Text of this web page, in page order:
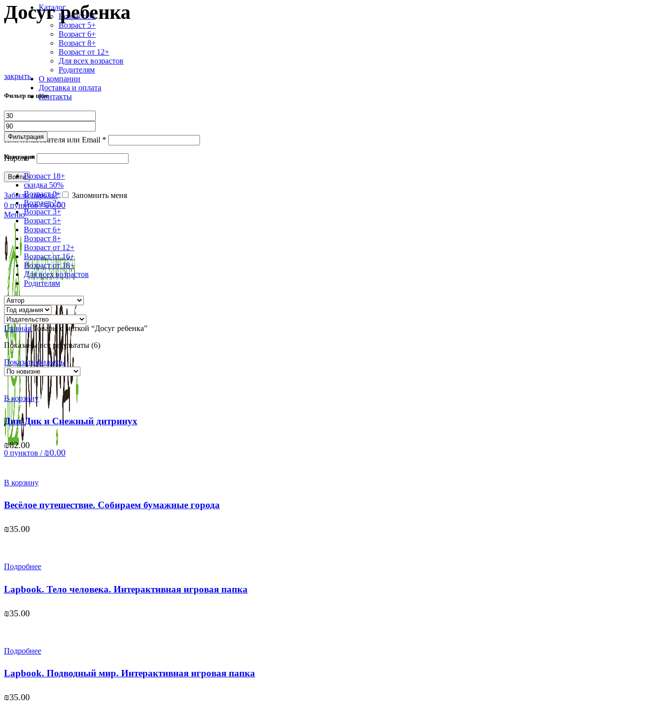
Каталог
Возраст 3+
Возраст 5+
Возраст 6+
Возраст 8+
Возраст от 12+
Для всех возрастов
Родителям
О компании
Доставка и оплата
Контакты
Логин / Регистрация
ВходСоздать аккаунт
Имя пользователя или Email *
Пароль*
Войти
Забыли пароль?
Запомнить меня
0 пунктов / ₪0.00
Меню
0 пунктов / ₪0.00
Досуг ребенка
закрыть
Фильтр по цене
Минимальная
цена
цена
Фильтрация
Категории
Возраст 18+
скидка 50%
Возраст 0+
Возраст 2+
Возраст 3+
Возраст 5+
Возраст 6+
Возраст 8+
Возраст от 12+
Возраст от 16+
Возраст от 18+
Для всех возрастов
Родителям
ГлавнаяТовары с меткой “Досуг ребенка”
Показаны все результаты (6)Сортировка:
Показать фильтры
В корзину
Дин-Дик и Снежный дитринух
₪82.00
В корзину
Весёлое путешествие. Собираем бумажные города
₪35.00
Подробнее
Lapbook. Тело человека. Интерактивная игровая папка
₪35.00
Подробнее
Lapbook. Подводный мир. Интерактивная игровая папка
₪35.00